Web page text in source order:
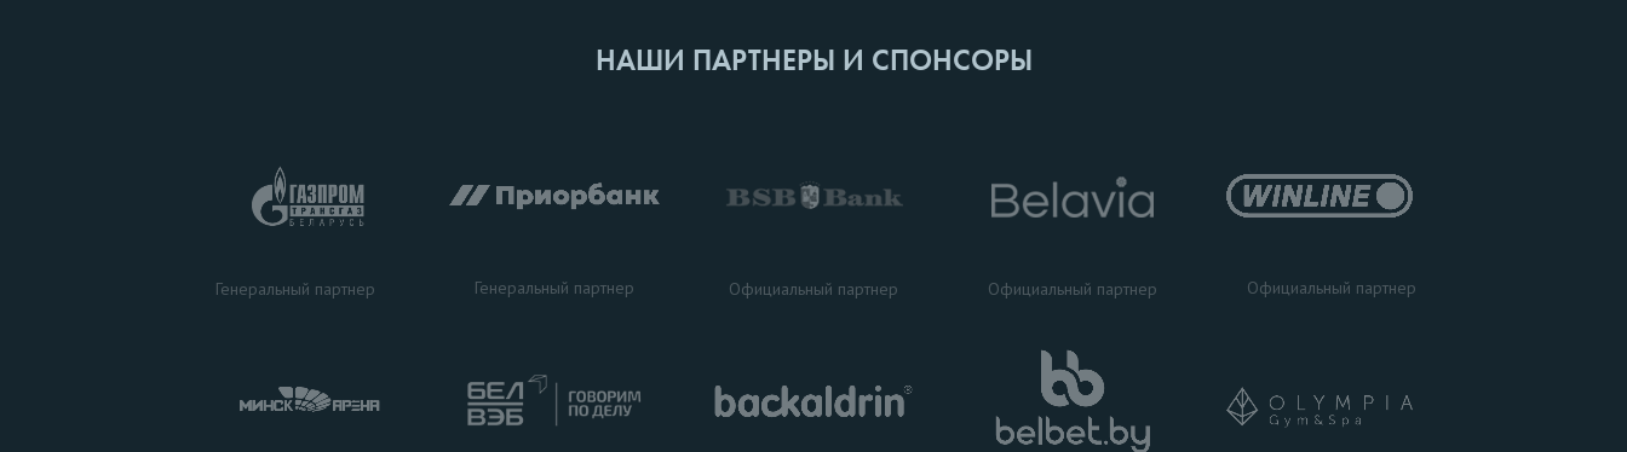
НАШИ ПАРТНЕРЫ И СПОНСОРЫ
Генеральный партнер Генеральный партнер Официальный партнер Официальный партнер Официальный партнер